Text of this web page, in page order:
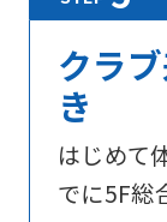
クラ
き
はじめて
でに5F総